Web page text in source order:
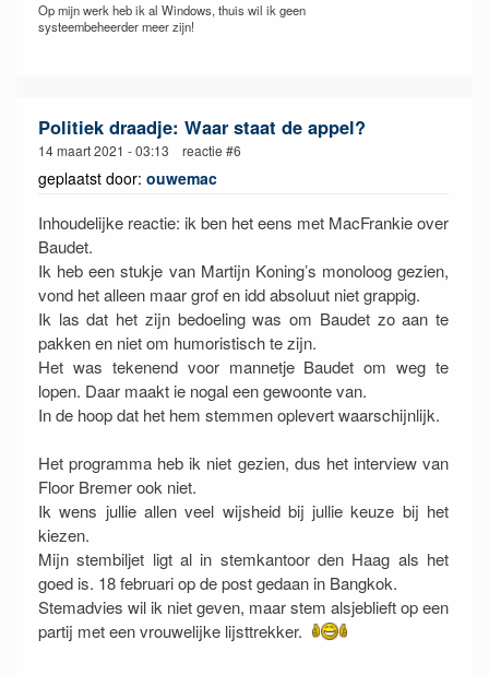
Op mijn werk heb ik al Windows, thuis wil ik geen
systeembeheerder meer zijn!
Politiek draadje: Waar staat de appel?
14 maart 2021 - 03:13 reactie #6
geplaatst door: ouwemac
Inhoudelijke reactie: ik ben het eens met MacFrankie over
Baudet.
Ik heb een stukje van Martijn Koning’s monoloog gezien,
vond het alleen maar grof en idd absoluut niet grappig.
Ik las dat het zijn bedoeling was om Baudet zo aan te
pakken en niet om humoristisch te zijn.
Het was tekenend voor mannetje Baudet om weg te
lopen. Daar maakt ie nogal een gewoonte van.
In de hoop dat het hem stemmen oplevert waarschijnlijk.
Het programma heb ik niet gezien, dus het interview van
Floor Bremer ook niet.
Ik wens jullie allen veel wijsheid bij jullie keuze bij het
kiezen.
Mijn stembiljet ligt al in stemkantoor den Haag als het
goed is. 18 februari op de post gedaan in Bangkok.
Stemadvies wil ik niet geven, maar stem alsjeblieft op een
partij met een vrouwelijke lijsttrekker.